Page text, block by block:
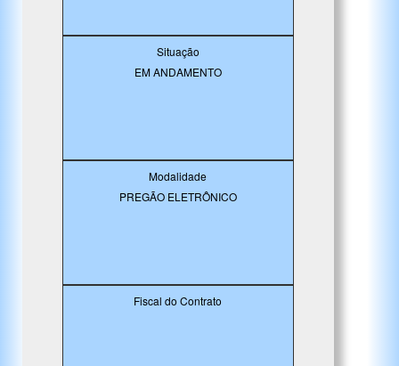
Situação
EM ANDAMENTO
Modalidade
PREGÃO ELETRÔNICO
Fiscal do Contrato